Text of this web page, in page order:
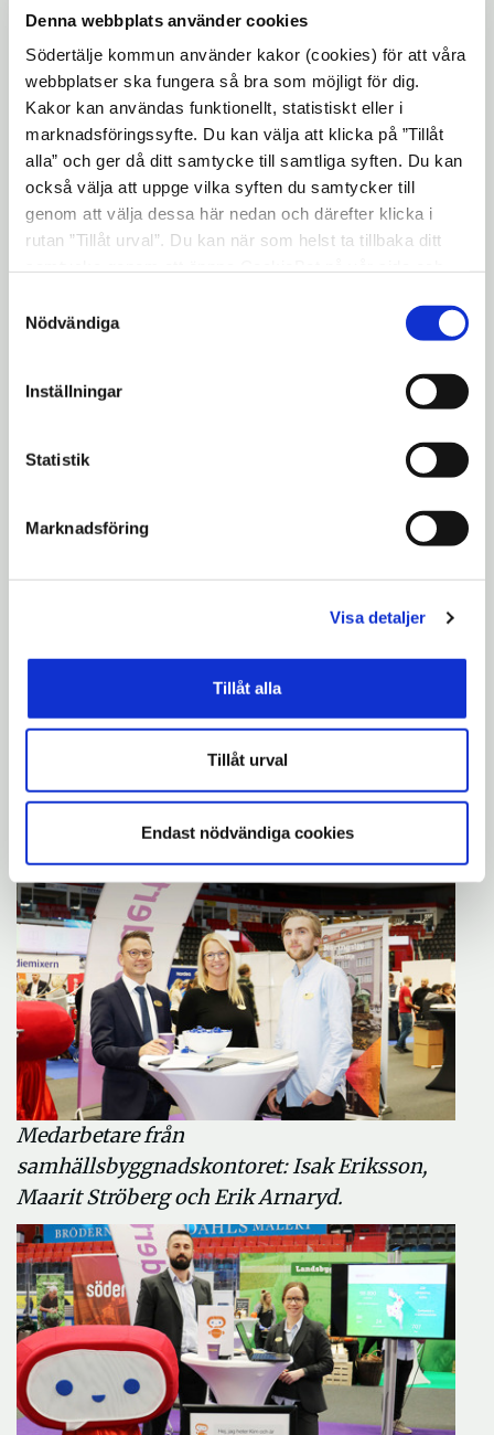
Denna webbplats använder cookies
Södertälje kommun använder kakor (cookies) för att våra
webbplatser ska fungera så bra som möjligt för dig.
Kakor kan användas funktionellt, statistiskt eller i
marknadsföringssyfte. Du kan välja att klicka på ”Tillåt
alla” och ger då ditt samtycke till samtliga syften. Du kan
också välja att uppge vilka syften du samtycker till
genom att välja dessa här nedan och därefter klicka i
rutan ”Tillåt urval”. Du kan när som helst ta tillbaka ditt
"Visa detaljer" kan du läsa om hur kakorna används och
hur vi och våra leverantörer inhämtar och behandlar
Nödvändiga
Inställningar
Statistik
Marknadsföring
Visa detaljer
Tillåt alla
Tillåt urval
Endast nödvändiga cookies
Södertäljes företagsklimat, varumärke och
attraktionskraft. Dagen består av tre delar:
Frukostklubben, företagsmässan- och
Södertäljegalan.
Drygt 120 utställare
I år deltog närmare 120 utställare på
mässan. Kommunen hade flera
miljökontoret, kontaktcenter och
berättade bland annat om Kim, Södertälje
webbplats:
. Där svarar
Kim på medborgarnas frågor alla dagar i
Kommunens verksamheter; miljökontoret,
samhällsbyggnadskontoret och
Medarbetare från
samhällsbyggnadskontoret: Isak Eriksson,
Maarit Ströberg och Erik Arnaryd.